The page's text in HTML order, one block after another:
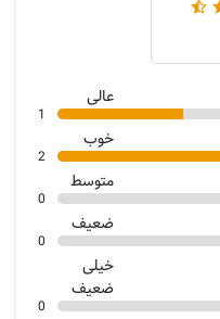
عالی
1
خوب
2
متوسط
0
ضعیف
0
خیلی
ضعیف
0